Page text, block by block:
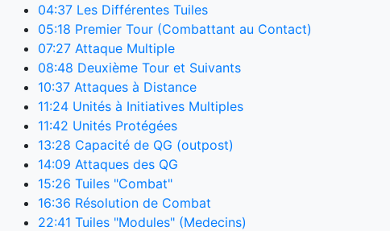
04:37 Les Différentes Tuiles
05:18 Premier Tour (Combattant au Contact)
07:27 Attaque Multiple
08:48 Deuxième Tour et Suivants
10:37 Attaques à Distance
11:24 Unités à Initiatives Multiples
11:42 Unités Protégées
13:28 Capacité de QG (outpost)
14:09 Attaques des QG
15:26 Tuiles "Combat"
16:36 Résolution de Combat
22:41 Tuiles "Modules" (Medecins)